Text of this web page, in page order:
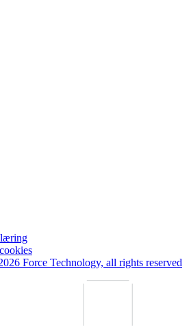
Force Technology, all rights reserved